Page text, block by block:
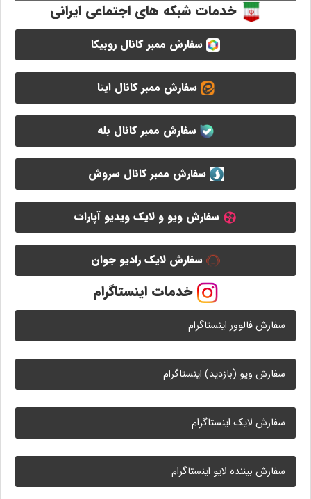
خدمات شبکه های اجتماعی ایرانی
سفارش ممبر کانال روبیکا
سفارش ممبر کانال ایتا
سفارش ممبر کانال بله
سفارش ممبر کانال سروش
سفارش ویو و لایک ویدیو آپارات
سفارش لایک رادیو جوان
خدمات اینستاگرام
سفارش فالوور اینستاگرام
سفارش ویو (بازدید) اینستاگرام
سفارش لایک اینستاگرام
سفارش بیننده لایو اینستاگرام